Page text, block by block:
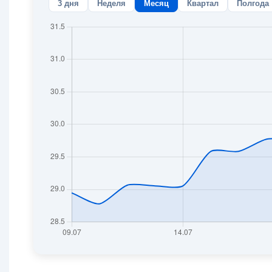
3 дня Неделя Месяц Квартал Полгода